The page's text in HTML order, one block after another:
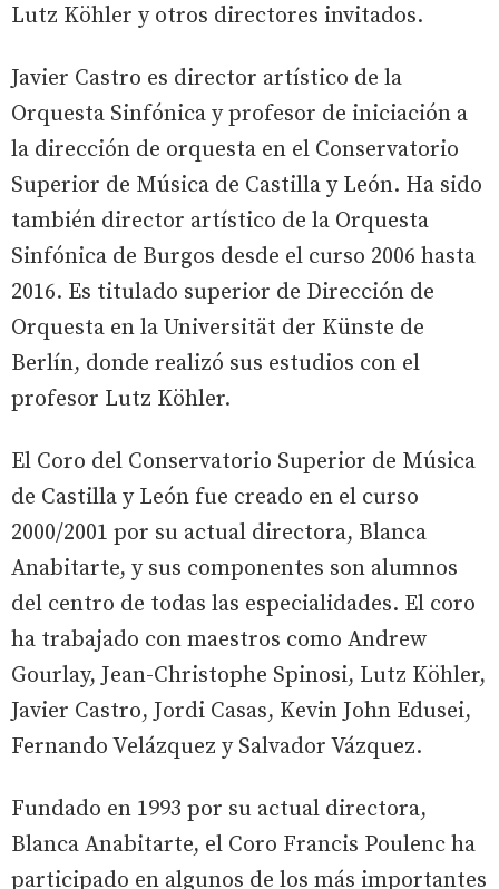
Lutz Köhler y otros directores invitados.
Javier Castro es director artístico de la
Orquesta Sinfónica y profesor de iniciación a
la dirección de orquesta en el Conservatorio
Superior de Música de Castilla y León. Ha sido
también director artístico de la Orquesta
Sinfónica de Burgos desde el curso 2006 hasta
2016. Es titulado superior de Dirección de
Orquesta en la Universität der Künste de
Berlín, donde realizó sus estudios con el
profesor Lutz Köhler.
El Coro del Conservatorio Superior de Música
de Castilla y León fue creado en el curso
2000/2001 por su actual directora, Blanca
Anabitarte, y sus componentes son alumnos
del centro de todas las especialidades. El coro
ha trabajado con maestros como Andrew
Gourlay, Jean-Christophe Spinosi, Lutz Köhler,
Javier Castro, Jordi Casas, Kevin John Edusei,
Fernando Velázquez y Salvador Vázquez.
Fundado en 1993 por su actual directora,
Blanca Anabitarte, el Coro Francis Poulenc ha
participado en algunos de los más importantes